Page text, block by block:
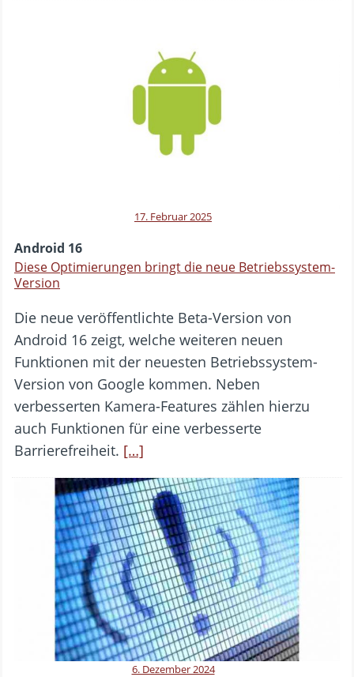
17. Februar 2025
Android 16
Diese Optimierungen bringt die neue Betriebssystem-
Version
Die neue veröffentlichte Beta-Version von
Android 16 zeigt, welche weiteren neuen
Funktionen mit der neuesten Betriebssystem-
Version von Google kommen. Neben
verbesserten Kamera-Features zählen hierzu
auch Funktionen für eine verbesserte
Barrierefreiheit. […]
6. Dezember 2024